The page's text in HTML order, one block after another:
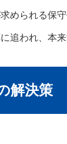
められる保
追われ、本
解決策